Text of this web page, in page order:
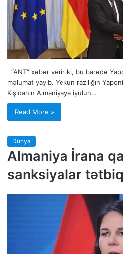
“ANT” xəbər verir ki, bu barədə
məlumat yayıb. Yekun razılığın
Kişidanın Almaniyaya iyulun…
Read More »
Dünya
Almaniya İrana
sanksiyalar tətbiq